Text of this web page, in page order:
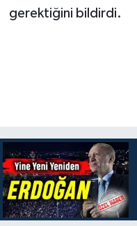
gerektiğini bildirdi.